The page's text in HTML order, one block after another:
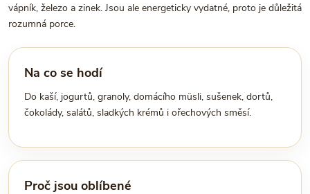
vápník, železo a zinek. Jsou ale energeticky vydatné, proto je důležitá
rozumná porce.
Na co se hodí
Do kaší, jogurtů, granoly, domácího müsli, sušenek, dortů,
čokolády, salátů, sladkých krémů i ořechových směsí.
Proč jsou oblíbené